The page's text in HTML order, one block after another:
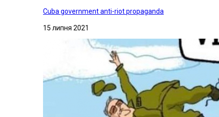
Cuba government anti-riot propaganda
15 липня 2021